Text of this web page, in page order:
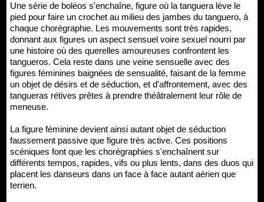
Une série de boléos s'enchaîne, figure où la tanguera lève le
pied pour faire un crochet au milieu des jambes du tanguero, à
chaque chorégraphie. Les mouvements sont très rapides,
donnant aux figures un aspect sensuel voire sexuel nourri par
une histoire où des querelles amoureuses confrontent les
tangueros. Cela reste dans une veine sensuelle avec des
figures féminines baignées de sensualité, faisant de la femme
un objet de désirs et de séduction, et d'affrontement, avec des
tangueras rétives prêtes à prendre théâtralement leur rôle de
meneuse.
La figure féminine devient ainsi autant objet de séduction
faussement passive que figure très active. Ces positions
scéniques font que les chorégraphies s'enchaînent sur
différents tempos, rapides, vifs ou plus lents, dans des duos qui
placent les danseurs dans un face à face autant aérien que
terrien.